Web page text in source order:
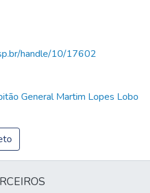
handle/10/17602
General Martim Lopes Lobo